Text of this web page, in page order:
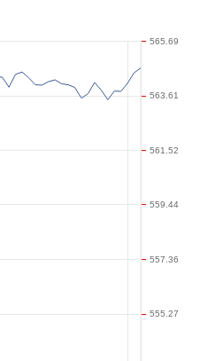
555.27
557.36
559.44
561.52
563.61
565.69